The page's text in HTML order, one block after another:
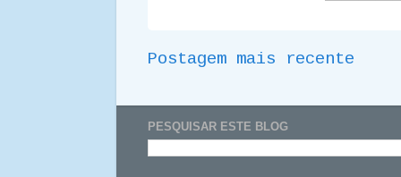
Postagem mais recente
PESQUISAR ESTE BLOG